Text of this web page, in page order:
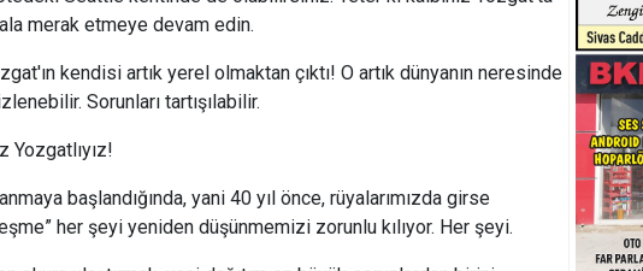
merak etmeye devam edin.
kendisi artık yerel olmaktan çıktı! O artık dünyanın neresinde
Sorunları tartışılabilir.
başlandığında, yani 40 yıl önce, rüyalarımızda girse
her şeyi yeniden düşünmemizi zorunlu kılıyor. Her şeyi.